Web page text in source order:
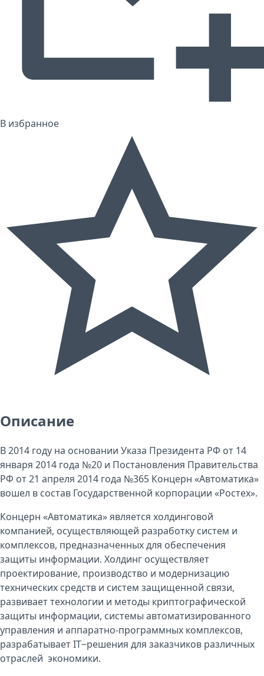
В избранное
Описание
В 2014 году на основании Указа Президента РФ от 14
января 2014 года №20 и Постановления Правительства
РФ от 21 апреля 2014 года №365 Концерн «Автоматика»
вошел в состав Государственной корпорации «Ростех».
Концерн «Автоматика» является холдинговой
компанией, осуществляющей разработку систем и
комплексов, предназначенных для обеспечения
защиты информации. Холдинг осуществляет
проектирование, производство и модернизацию
технических средств и систем защищенной связи,
развивает технологии и методы криптографической
защиты информации, системы автоматизированного
управления и аппаратно-программных комплексов,
разрабатывает IT‒решения для заказчиков различных
отраслей экономики.